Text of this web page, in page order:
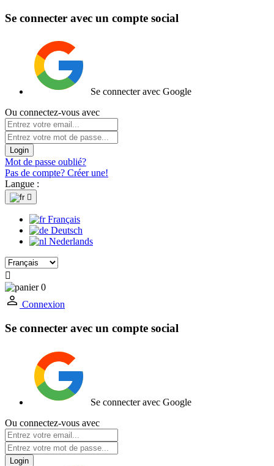
Se connecter avec un compte social
Se connecter avec Google
Ou connectez-vous avec
Login
Mot de passe oublié?
Pas de compte? Créer une!
Langue :

Français
Deutsch
Nederlands

0
Connexion
Se connecter avec un compte social
Se connecter avec Google
Ou connectez-vous avec
Login